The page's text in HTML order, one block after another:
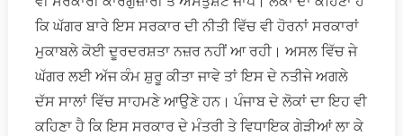
ਕਿ ਘੱਗਰ ਬਾਰੇ ਇਸ ਸਰਕਾਰ ਦੀ ਨੀਤੀ ਵਿੱਚ ਵੀ ਹੋਰਨਾਂ ਸਰਕਾਰਾਂ
ਮੁਕਾਬਲੇ ਕੋਈ ਦੂਰਦਰਸ਼ਤਾ ਨਜ਼ਰ ਨਹੀਂ ਆ ਰਹੀ। ਅਸਲ ਵਿੱਚ ਜੇ
ਘੱਗਰ ਲਈ ਅੱਜ ਕੰਮ ਸ਼ੁਰੂ ਕੀਤਾ ਜਾਵੇ ਤਾਂ ਇਸ ਦੇ ਨਤੀਜੇ ਅਗਲੇ
ਦੱਸ ਸਾਲਾਂ ਵਿੱਚ ਸਾਹਮਣੇ ਆਉਣੇ ਹਨ। ਪੰਜਾਬ ਦੇ ਲੋਕਾਂ ਦਾ ਇਹ ਵੀ
ਕਹਿਣਾ ਹੈ ਕਿ ਇਸ ਸਰਕਾਰ ਦੇ ਮੰਤਰੀ ਤੇ ਵਿਧਾਇਕ ਗੇੜੀਆਂ ਲਾ ਕੇ